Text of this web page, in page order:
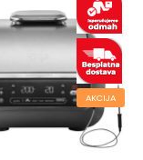
AKCIJA